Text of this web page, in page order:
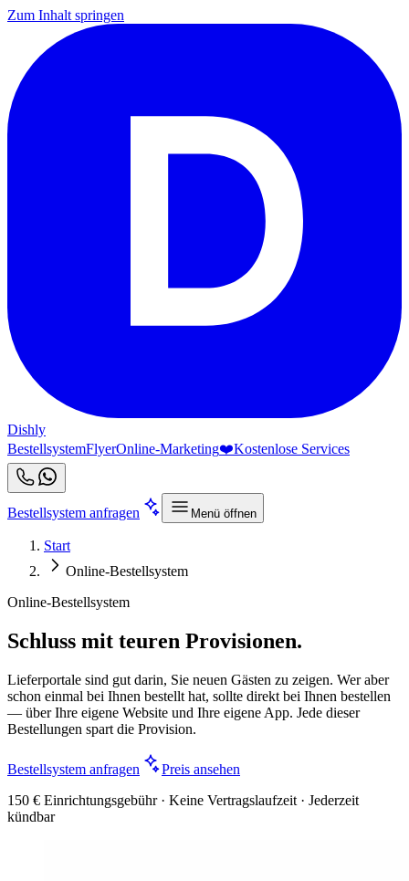
Zum Inhalt springen
Dishly
BestellsystemFlyerOnline-Marketing❤️Kostenlose Services
Bestellsystem anfragen Menü öffnen
Start
Online-Bestellsystem
Online-Bestellsystem
Schluss mit teuren Provisionen.
Lieferportale sind gut darin, Sie neuen Gästen zu zeigen. Wer aber
schon einmal bei Ihnen bestellt hat, sollte direkt bei Ihnen bestellen
— über Ihre eigene Website und Ihre eigene App. Jede dieser
Bestellungen spart die Provision.
Bestellsystem anfragen
Preis ansehen
150 € Einrichtungsgebühr · Keine Vertragslaufzeit · Jederzeit
kündbar